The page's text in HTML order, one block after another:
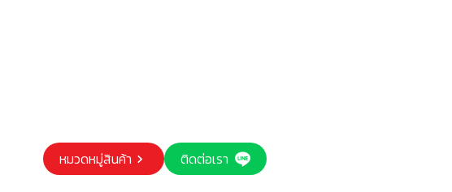
หมวดหมู่สินค้า ติดต่อเรา